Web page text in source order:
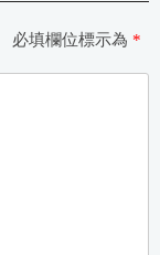
必填欄位標示為 *